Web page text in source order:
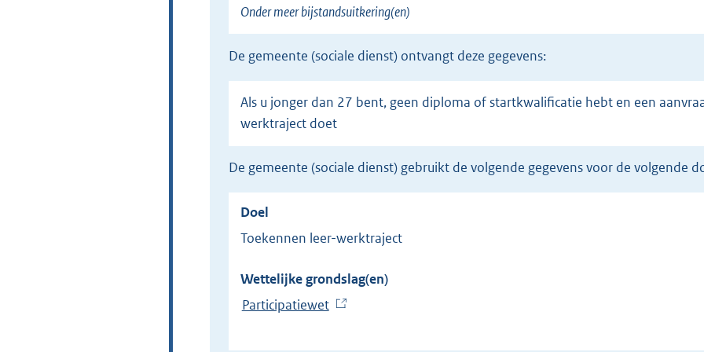
k
)
Onder meer bijstandsuitkering(en)
de gemeente (sociale dienst) ontvangt deze gegevens:
Als u jonger dan 27 bent, geen diploma of startkwalificatie hebt en een aanvraag voor een leer-
werktraject doet
de gemeente (sociale dienst) gebruikt de volgende gegevens voor de volgende
Doel
Toekennen leer-werktraject
Wettelijke grondslag(en)
Participatiewet(
x